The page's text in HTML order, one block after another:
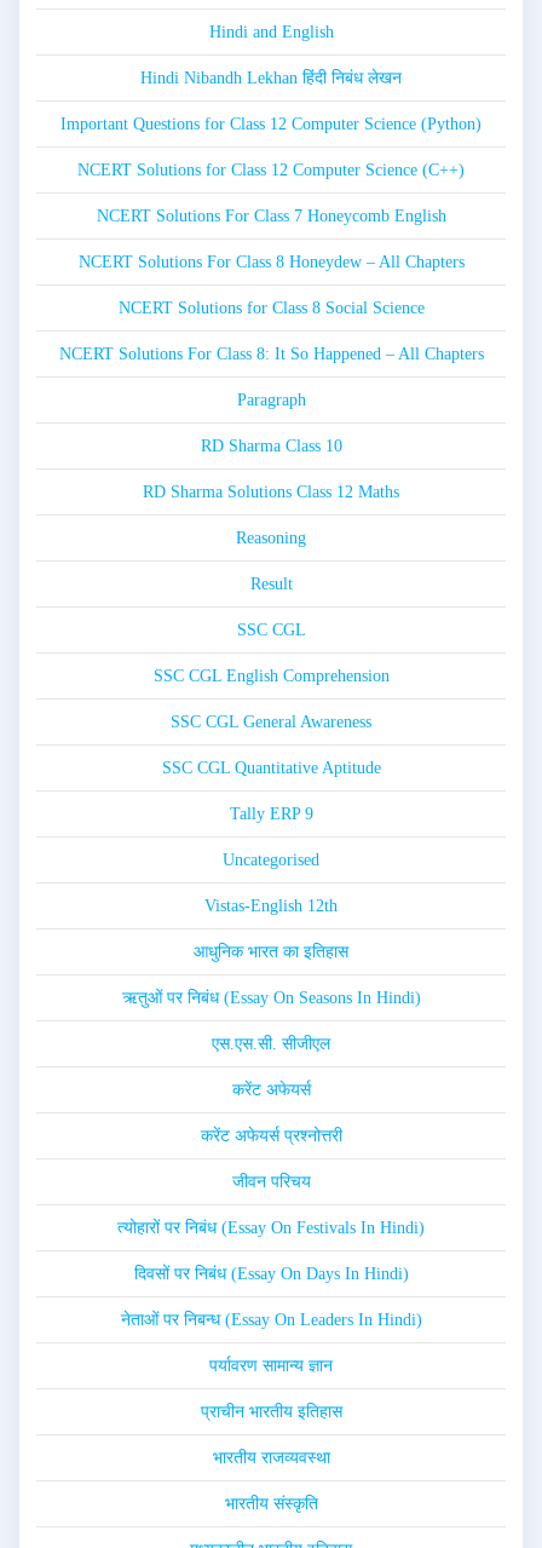
Hindi and English
Hindi Nibandh Lekhan हिंदी निबंध लेखन
Important Questions for Class 12 Computer Science (Python)
NCERT Solutions for Class 12 Computer Science (C++)
NCERT Solutions For Class 7 Honeycomb English
NCERT Solutions For Class 8 Honeydew – All Chapters
NCERT Solutions for Class 8 Social Science
NCERT Solutions For Class 8: It So Happened – All Chapters
Paragraph
RD Sharma Class 10
RD Sharma Solutions Class 12 Maths
Reasoning
Result
SSC CGL
SSC CGL English Comprehension
SSC CGL General Awareness
SSC CGL Quantitative Aptitude
Tally ERP 9
Uncategorised
Vistas-English 12th
आधुनिक भारत का इतिहास
ऋतुओं पर निबंध (Essay On Seasons In Hindi)
एस.एस.सी. सीजीएल
करेंट अफेयर्स
करेंट अफेयर्स प्रश्नोत्तरी
जीवन परिचय
त्योहारों पर निबंध (Essay On Festivals In Hindi)
दिवसों पर निबंध (Essay On Days In Hindi)
नेताओं पर निबन्ध (Essay On Leaders In Hindi)
पर्यावरण सामान्य ज्ञान
प्राचीन भारतीय इतिहास
भारतीय राजव्यवस्था
भारतीय संस्कृति